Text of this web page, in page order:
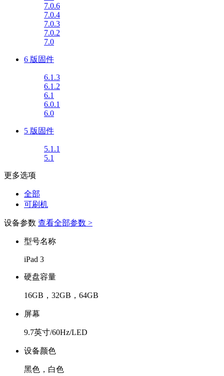
7.0.6
7.0.4
7.0.3
7.0.2
7.0
6 版固件
6.1.3
6.1.2
6.1
6.0.1
6.0
5 版固件
5.1.1
5.1
更多选项
全部
可刷机
设备参数 查看全部参数 >
型号名称
iPad 3
硬盘容量
16GB，32GB，64GB
屏幕
9.7英寸/60Hz/LED
设备颜色
黑色，白色